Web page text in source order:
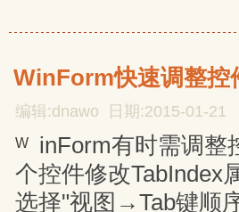
WinForm快速调整控
编辑:dnawo 日期:2015-01-21
W
inForm有时需调整
个控件修改TabIndex
选择"视图→Tab键顺